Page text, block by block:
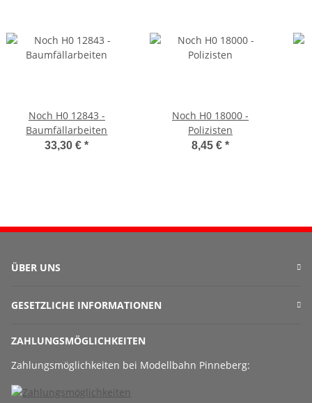
Noch H0 12843 -
Baumfällarbeiten
33,30 €*
Noch H0 18000 -
Polizisten
8,45 €*
ÜBER UNS
GESETZLICHE INFORMATIONEN
ZAHLUNGSMÖGLICHKEITEN
Zahlungsmöglichkeiten bei Modellbahn Pinneberg: